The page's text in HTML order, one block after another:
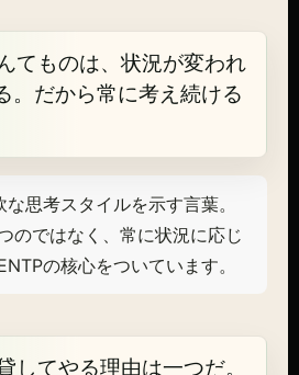
てものは、状況が変われ
。だから常に考え続ける
思考スタイルを示す言葉。
のではなく、常に状況に応じ
の核心をついています。
してやる理由は一つだ。